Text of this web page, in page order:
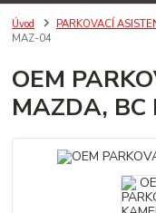
Úvod PARKOVACÍ
MAZ-04
OEM
MAZDA,